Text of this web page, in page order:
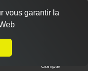
Compte
vous garantir la